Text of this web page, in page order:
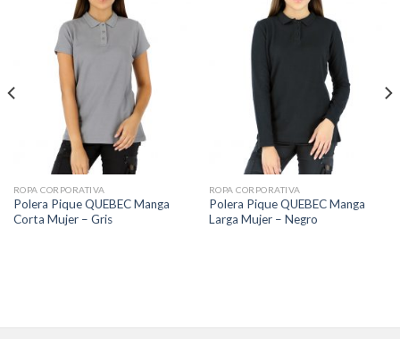
ROPA CORPORATIVA
Polera Pique QUEBEC Manga
Corta Mujer – Gris
ROPA CORPORATIVA
Polera Pique QUEBEC Manga
Larga Mujer – Negro